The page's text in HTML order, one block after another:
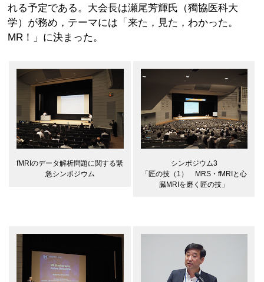
れる予定である。大会長は瀬尾芳輝氏（獨協医科大
学）が務め，テーマには「来た，見た，わかった。
MR！」に決まった。
fMRIのデータ解析問題に関する緊
急シンポジウム
シンポジウム3
「匠の技（1） MRS・fMRIと心
臓MRIを磨く匠の技」